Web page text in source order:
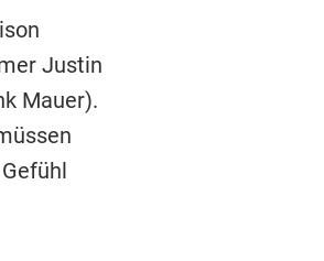
Justin
Mauer).